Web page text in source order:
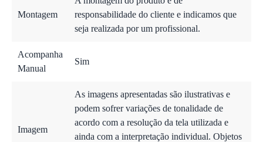
Montagem
responsabilidade do cliente e indicamos que
seja realizada por um profissional.
Acompanha
Manual
Sim
Imagem
As imagens apresentadas são ilustrativas e
podem sofrer variações de tonalidade de
acordo com a resolução da tela utilizada e
ainda com a interpretação individual. Objetos